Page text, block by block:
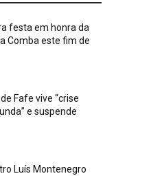
festa em honra da
Comba este fim de
Fafe vive “crise
e suspende
Luís Montenegro